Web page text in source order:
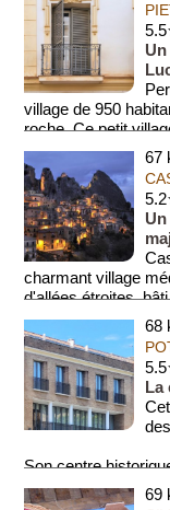
village de 950
roche. Ce petit
67
charmant village
d'allées étroites,
68
Son centre
quarti...
69